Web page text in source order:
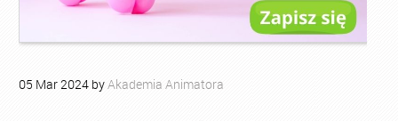
05 Mar2024 byAkademia Animatora